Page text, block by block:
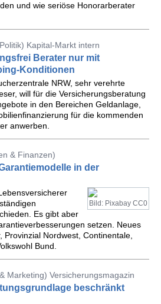
und wie seriöse Honorarberater
Kapital-Markt intern
Berater nur mit
Konditionen
NRW, sehr verehrte
will für die Versicherungsberatung
in den Bereichen Geldanlage,
für die kommenden
anwerben.
& Finanzen)
in der
Bild: Pixabay CC0
Es gibt aber
setzen. Neues
Provinzial Nordwest, Continentale,
Bund.
Marketing) Versicherungsmagazin
beschränkt